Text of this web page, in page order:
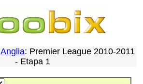
Anglia: Premier League 2010-2011
- Etapa 1